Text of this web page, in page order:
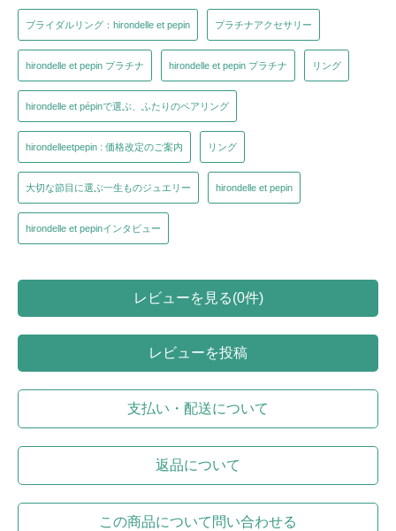
ブライダルリング：hirondelle et pepin プラチナアクセサリー
hirondelle et pepin プラチナ hirondelle et pepin プラチナ リング
hirondelle et pépinで選ぶ、ふたりのペアリング
hirondelleetpepin : 価格改定のご案内 リング
大切な節目に選ぶ一生ものジュエリー hirondelle et pepin
hirondelle et pepinインタビュー
レビューを見る(0件)
レビューを投稿
支払い・配送について
返品について
この商品について問い合わせる